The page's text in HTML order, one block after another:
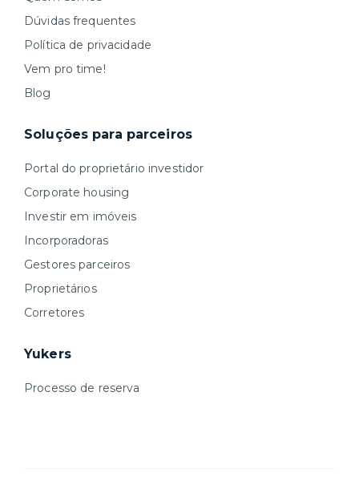
Dúvidas frequentes
Política de privacidade
Vem pro time!
Blog
Soluções para parceiros
Portal do proprietário investidor
Corporate housing
Investir em imóveis
Incorporadoras
Gestores parceiros
Proprietários
Corretores
Yukers
Processo de reserva